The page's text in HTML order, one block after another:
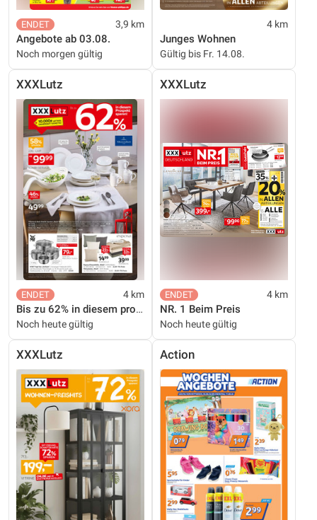
3,9 km
Angebote ab 03.08.
Noch morgen gültig
4 km
Junges Wohnen
Gültig bis Fr. 14.08.
XXXLutz
4 km
Bis zu 62% in diesem prospekt
Noch heute gültig
XXXLutz
4 km
NR. 1 Beim Preis
Noch heute gültig
XXXLutz Action